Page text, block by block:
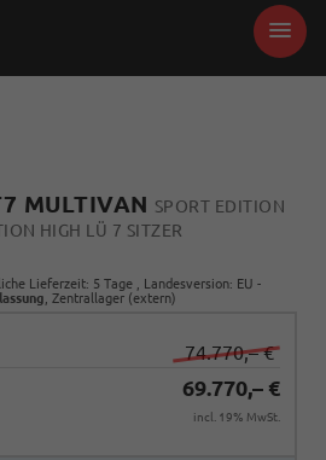
MULTIVAN SPORT EDITION
HIGH LÜ 7 SITZER
Lieferzeit: 5 Tage , Landesversion: EU -
, Zentrallager (extern)
74.770,– €
69.770,– €
incl. 19% MwSt.